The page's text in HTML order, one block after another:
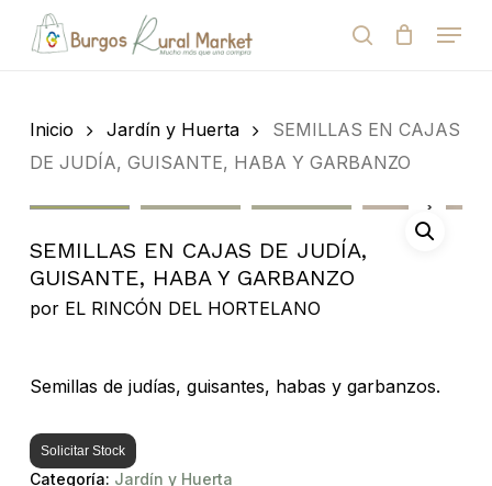
de
productos
search
Menu
Cart
Inicio Jardín y Huerta
SEMILLAS EN CAJAS
DE JUDÍA, GUISANTE, HABA Y GARBANZO
SEMILLAS EN CAJAS DE JUDÍA,
GUISANTE, HABA Y GARBANZO
por EL RINCÓN DEL HORTELANO
Semillas de judías, guisantes, habas y garbanzos.
Solicitar Stock
Categoría: Jardín y Huerta